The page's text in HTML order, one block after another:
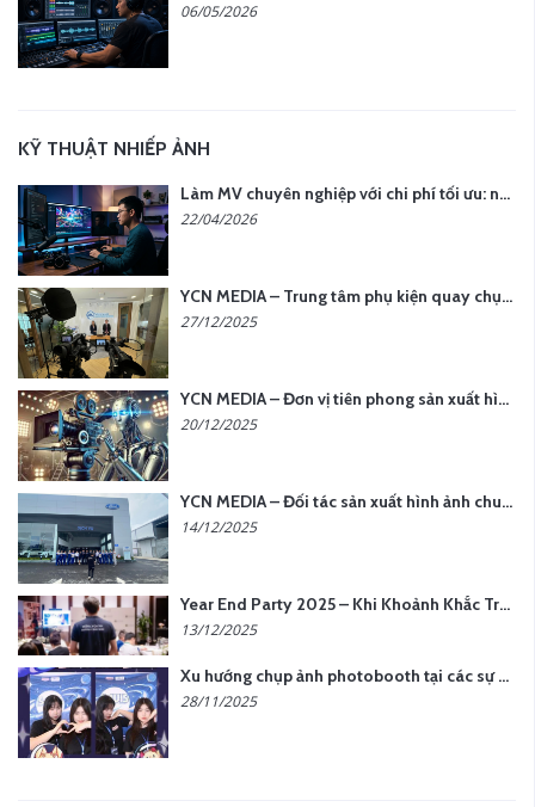
06/05/2026
KỸ THUẬT NHIẾP ẢNH
Làm MV chuyên nghiệp với chi phí tối ưu: nên chọn quay thực tế hay video AI?
22/04/2026
YCN MEDIA – Trung tâm phụ kiện quay chụp tại Hà Nội
27/12/2025
YCN MEDIA – Đơn vị tiên phong sản xuất hình ảnh & âm thanh bằng AI tại Hà Nội
20/12/2025
YCN MEDIA – Đối tác sản xuất hình ảnh chuyên nghiệp cho doanh nghiệp tại Hà Nội
14/12/2025
Year End Party 2025 – Khi Khoảnh Khắc Trở Thành Dấu Ấn | Gói Ưu Đãi Tháng 12 Từ YCN Media
13/12/2025
Xu hướng chụp ảnh photobooth tại các sự kiện hiện nay
28/11/2025